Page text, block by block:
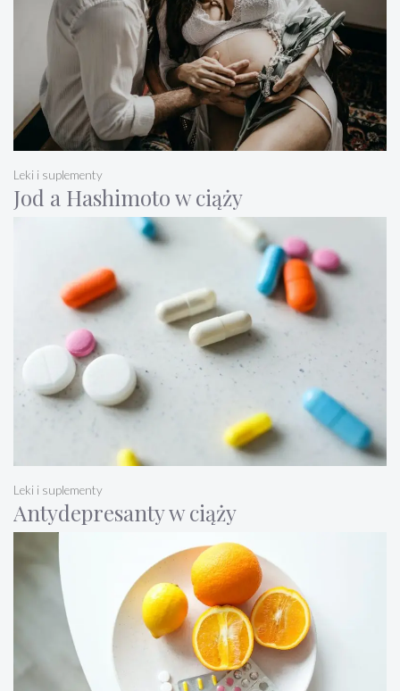
Jod a Hashimoto w ciąży
Leki i suplementy
Antydepresanty w ciąży
Leki i suplementy